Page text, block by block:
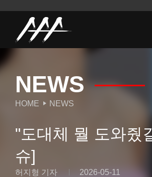
NEWS
HOME NEWS
"도대체 뭘 도와줬
슈]
허지형 기자 2026-05-11